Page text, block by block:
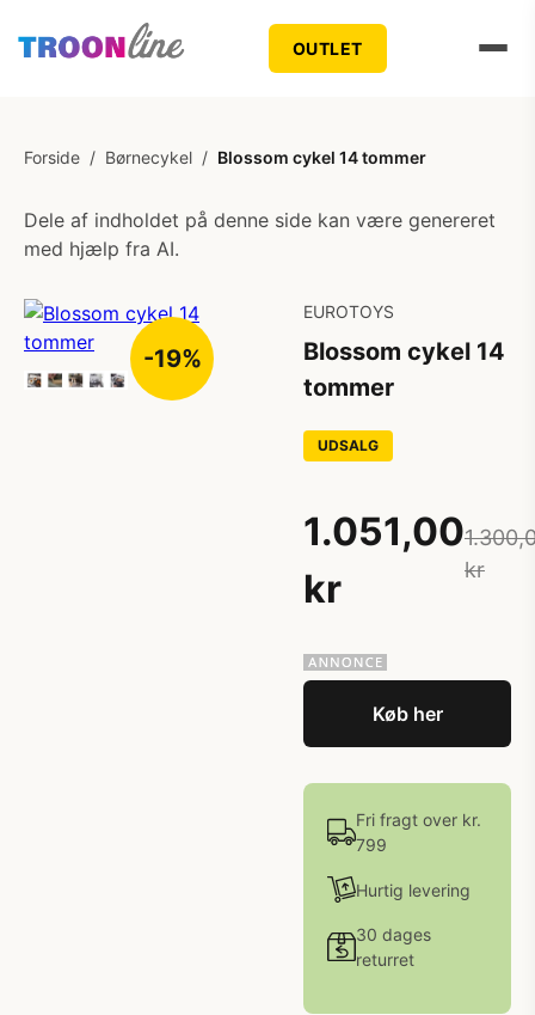
OUTLET
Forside / Børnecykel / Blossom cykel 14 tommer
Dele af indholdet på denne side kan være genereret
med hjælp fra AI.
-19%
EUROTOYS
Blossom cykel 14
tommer
UDSALG
1.051,00
kr
kr
Køb her
Fri fragt over kr.
799
Hurtig levering
30 dages
returret